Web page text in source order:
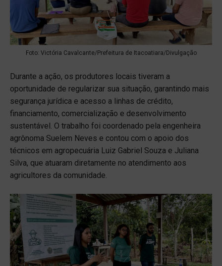
Foto: Victória Cavalcante/Prefeitura de Itacoatiara/Divulgação
Durante a ação, os produtores locais tiveram a
oportunidade de regularizar sua situação, garantindo mais
segurança jurídica e acesso a linhas de crédito,
financiamento, comercialização e desenvolvimento
sustentável. O trabalho foi coordenado pela engenheira
agrônoma Suelem Neves e contou com o apoio dos
técnicos em agropecuária Luiz Gabriel Souza e Juliana
Silva, que atuaram diretamente no atendimento aos
agricultores da comunidade.